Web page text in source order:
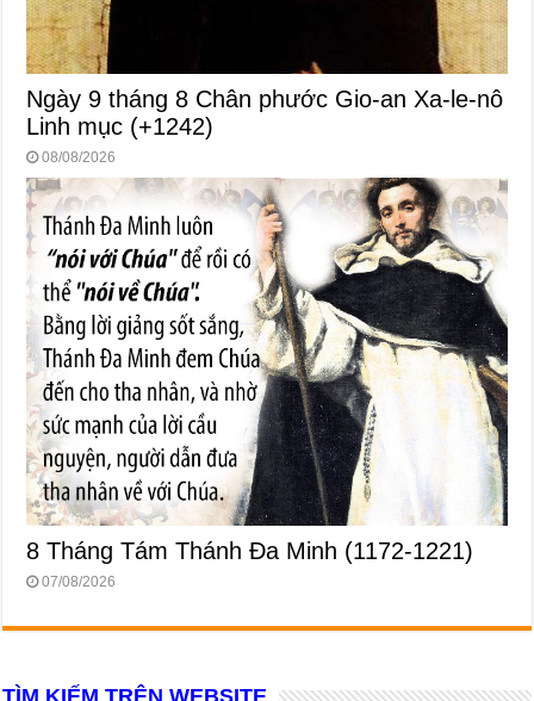
Ngày 9 tháng 8 Chân phước Gio-an Xa-le-nô
Linh mục (+1242)
08/08/2026
8 Tháng Tám Thánh Ða Minh (1172-1221)
07/08/2026